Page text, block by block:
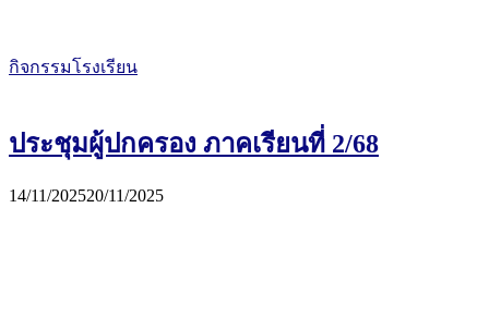
กิจกรรมโรงเรียน
ประชุมผู้ปกครอง ภาคเรียนที่ 2/68
14/11/202520/11/2025